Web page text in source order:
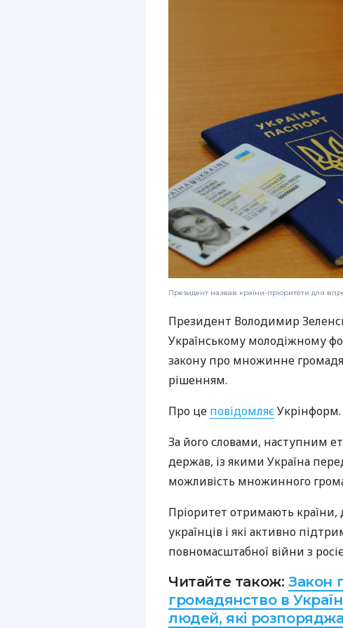
Президент назвав країни-пріоритети для
Президент Володимир
Українському молодіжному
закону про множинне
рішенням.
Про це повідомляєУкрінформ.
За його словами, наступним
держав, із якими Україна
можливість множинного
Пріоритет отримають країни,
українців і які активно
повномасштабної війни з
Читайте також: Закон
громадянство в
людей, які